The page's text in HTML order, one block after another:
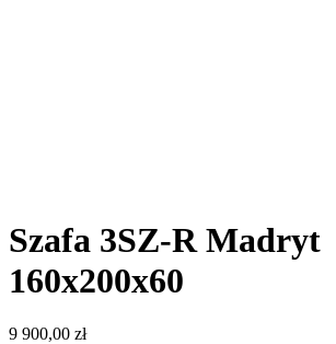
Szafa 3SZ-R Madryt
160x200x60
9 900,00 zł